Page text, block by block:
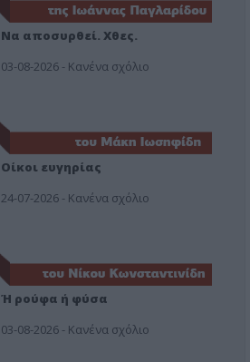
Να αποσυρθεί. Χθες.
03-08-2026 - Κανένα σχόλιο
Οίκοι ευγηρίας
24-07-2026 - Κανένα σχόλιο
Ή ρούφα ή φύσα
03-08-2026 - Κανένα σχόλιο